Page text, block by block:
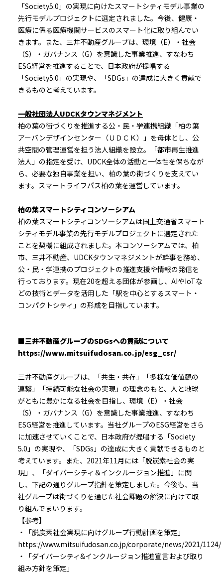
「Society5.0」の実現に向けたスマートシティモデル事業の
先行モデルプロジェクトに選定されました。今後、健康・
医療に係る医療機関サービスのスマート化に取り組んでい
きます。また、三井不動産グループは、環境（E）・社会
（S）・ガバナンス（G）を意識した事業推進、すなわち
ESG経営を推進することで、日本政府が提唱する
「Society5.0」の実現や、「SDGs」の達成に大きく貢献で
きるものと考えています。
一般社団法人UDCKタウンマネジメント
柏の葉の街づくりを推進する公・民・学連携組織「柏の葉
アーバンデザインセンター（ＵＤＣＫ）」を母体とし、公
共空間の管理運営を担う法人組織を設立。「都市再生推進
法人」の指定を受け、UDCK全体の活動と一体性を保ちなが
ら、必要な独自事業を担い、柏の葉の街づくりを支えてい
ます。スマートライフパス柏の葉を運営しています。
柏の葉スマートシティコンソーシアム
柏の葉スマートシティコンソ―シアムは国土交通省スマート
シティモデル事業の先行モデルプロジェクトに選定された
ことを契機に組成されました。本コンソーシアムでは、柏
市、三井不動産、UDCKタウンマネジメントが幹事を務め、
公・民・学連携のプロジェクトの推進支援や情報の発信を
行っております。現在20を超える団体が参画し、AIやIoTな
どの技術とデータを活用した「駅を中心とするスマート・
コンパクトシティ」の形成を目指しています。
■三井不動産グループのSDGsへの貢献について
https://www.mitsuifudosan.co.jp/esg_csr/
三井不動産グループは、「共生・共存」「多様な価値観の
連繋」「持続可能な社会の実現」の理念のもと、人と地球
がともに豊かになる社会を目指し、環境（E）・社会
（S）・ガバナンス（G）を意識した事業推進、すなわち
ESG経営を推進しています。当社グループのESG経営をさら
に加速させていくことで、日本政府が提唱する「Society
5.0」の実現や、「SDGs」の達成に大きく貢献できるものと
考えています。また、2021年11月には「脱炭素社会の実
現」、「ダイバーシティ＆インクルージョン推進」に関
し、下記の通りグループ指針を策定しました。今後も、当
社グループは街づくりを通じた社会課題の解決に向けて取
り組んでまいります。
【参考】
・「脱炭素社会実現に向けグループ行動計画を策定」
https://www.mitsuifudosan.co.jp/corporate/news/2021/1124/
・「ダイバーシティ&インクルージョン推進宣言および取り
組み方針を策定」